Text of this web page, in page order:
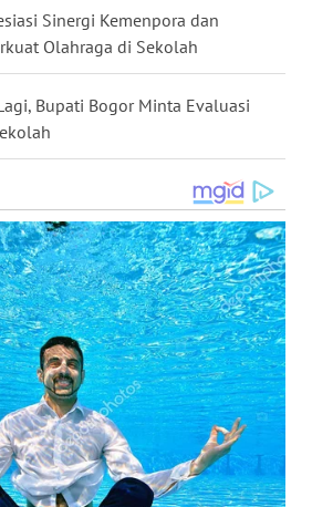
Sinergi Kemenpora dan
Olahraga di Sekolah
Bupati Bogor Minta Evaluasi